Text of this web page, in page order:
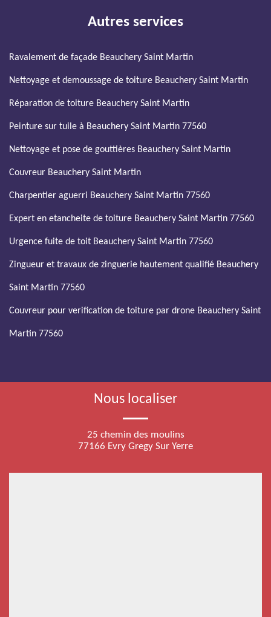
Autres services
Ravalement de façade Beauchery Saint Martin
Nettoyage et demoussage de toiture Beauchery Saint Martin
Réparation de toiture Beauchery Saint Martin
Peinture sur tuile à Beauchery Saint Martin 77560
Nettoyage et pose de gouttières Beauchery Saint Martin
Couvreur Beauchery Saint Martin
Charpentier aguerri Beauchery Saint Martin 77560
Expert en etancheite de toiture Beauchery Saint Martin 77560
Urgence fuite de toit Beauchery Saint Martin 77560
Zingueur et travaux de zinguerie hautement qualifié Beauchery
Saint Martin 77560
Couvreur pour verification de toiture par drone Beauchery Saint
Martin 77560
Nous localiser
25 chemin des moulins
77166 Evry Gregy Sur Yerre